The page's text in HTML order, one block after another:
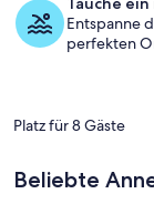
Entspanne
perfekten
Platz für 8 Gäste
Beliebte